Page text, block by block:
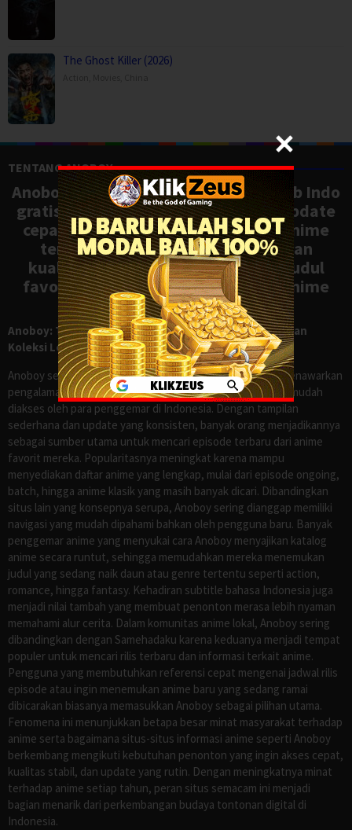
The Ghost Killer (2026)
TENTANG ANOBOY
Anoboy adalah situs nonton anime sub Indo
gratis dengan koleksi lengkap dan update
cepat, mirip Samehadaku. Tonton anime
terbaru, ongoing, dan batch dengan
kualitas HD tanpa ribet. Temukan judul
favoritmu dan nikmati streaming anime
terbaik kapan saja.
Anoboy: Tempat Nonton Anime Sub Indo Gratis dengan
Koleksi Lengkap seperti Samehadaku
Anoboy sejak lama dikenal sebagai salah satu situs yang menawarkan
pengalaman menonton anime sub Indo secara praktis dan mudah
diakses oleh para penggemar di Indonesia. Dengan tampilan
sederhana dan update yang konsisten, banyak orang menjadikannya
sebagai sumber utama untuk mencari episode terbaru dari anime
favorit mereka. Popularitasnya meningkat karena mampu
menyediakan daftar anime yang lengkap, mulai dari episode ongoing,
batch, hingga anime klasik yang masih banyak dicari. Dibandingkan
situs lain yang konsepnya serupa, Anoboy sering dianggap memiliki
navigasi yang mudah dipahami bahkan oleh pengguna baru. Banyak
penggemar anime yang menyukai cara Anoboy menyajikan katalog
anime secara runtut, sehingga memudahkan mereka menemukan
judul yang sedang naik daun atau genre tertentu seperti action,
romance, hingga fantasy. Kehadiran subtitle bahasa Indonesia juga
menjadi nilai tambah yang membuat penonton merasa lebih nyaman
memahami alur cerita. Dalam komunitas anime lokal, Anoboy sering
dibandingkan dengan Samehadaku karena keduanya menjadi tempat
populer untuk mencari rilis terbaru dan informasi terkait anime.
Pengguna yang membutuhkan referensi cepat mengenai jadwal rilis
episode atau ingin menemukan anime baru yang sedang ramai
dibicarakan biasanya memasukkan Anoboy sebagai pilihan utama.
Fenomena ini menunjukkan betapa besar minat masyarakat terhadap
anime serta bagaimana situs-situs informasi anime seperti Anoboy
berkembang mengikuti kebutuhan penonton yang ingin akses cepat,
kualitas stabil, dan update yang rutin. Dengan meningkatnya minat
terhadap anime setiap tahun, peran situs semacam ini menjadi
bagian menarik dari perkembangan budaya tontonan digital di
Indonesia.